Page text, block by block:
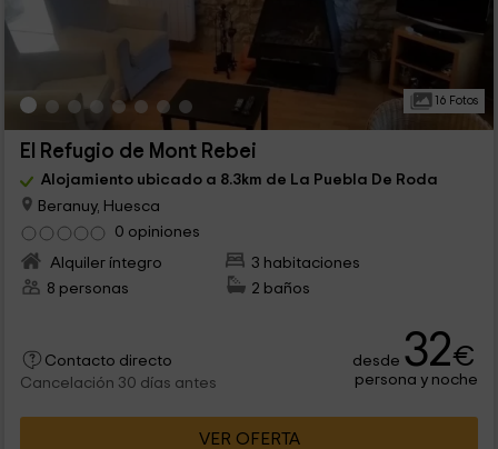
16 Fotos
El Refugio de Mont Rebei
Alojamiento ubicado a 8.3km de La Puebla De Roda
Beranuy, Huesca
0 opiniones
Alquiler íntegro
3 habitaciones
8 personas
2 baños
Contacto directo
Cancelación 30 días antes
desde 32€
persona y noche
VER OFERTA